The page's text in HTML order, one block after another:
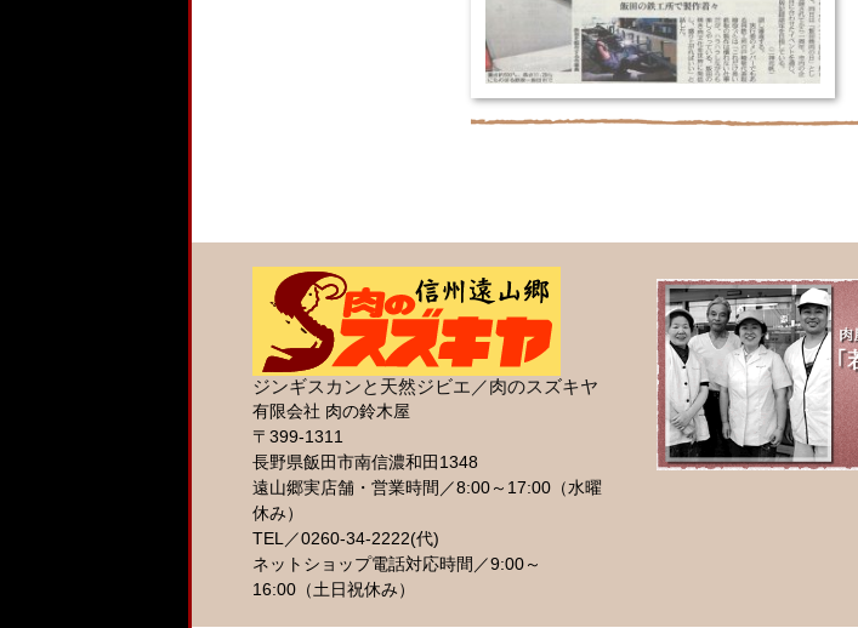
ジンギスカンと天然ジビエ／肉のスズキヤ
有限会社 肉の鈴木屋
〒399-1311
長野県飯田市南信濃和田1348
遠山郷実店舗・営業時間／8:00～17:00（水曜
休み）
TEL／0260-34-2222(代)
ネットショップ電話対応時間／9:00～
16:00（土日祝休み）